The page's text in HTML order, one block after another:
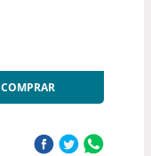
COMPRAR